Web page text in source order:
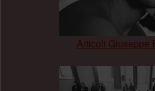
Articoli Giuseppe